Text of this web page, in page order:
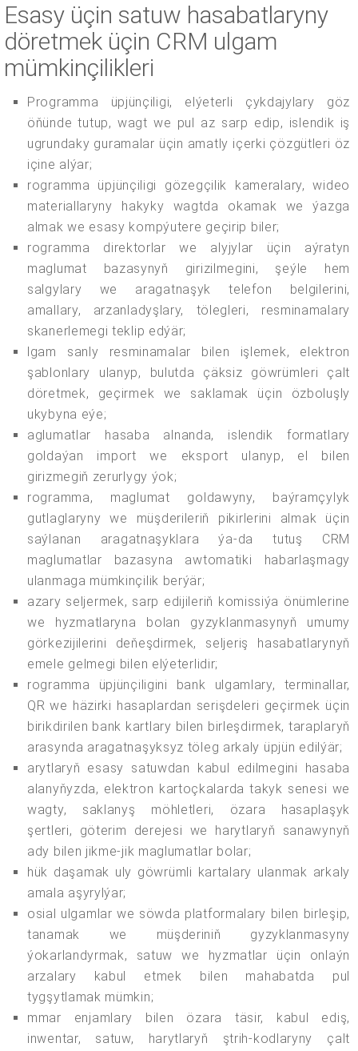
Esasy üçin satuw hasabatlaryny
döretmek üçin CRM ulgam
mümkinçilikleri
Programma üpjünçiligi, elýeterli çykdajylary göz
öňünde tutup, wagt we pul az sarp edip, islendik iş
ugrundaky guramalar üçin amatly içerki çözgütleri öz
içine alýar;
rogramma üpjünçiligi gözegçilik kameralary, wideo
materiallaryny hakyky wagtda okamak we ýazga
almak we esasy kompýutere geçirip biler;
rogramma direktorlar we alyjylar üçin aýratyn
maglumat bazasynyň girizilmegini, şeýle hem
salgylary we aragatnaşyk telefon belgilerini,
amallary, arzanladyşlary, tölegleri, resminamalary
skanerlemegi teklip edýär;
lgam sanly resminamalar bilen işlemek, elektron
şablonlary ulanyp, bulutda çäksiz göwrümleri çalt
döretmek, geçirmek we saklamak üçin özboluşly
ukybyna eýe;
aglumatlar hasaba alnanda, islendik formatlary
goldaýan import we eksport ulanyp, el bilen
girizmegiň zerurlygy ýok;
rogramma, maglumat goldawyny, baýramçylyk
gutlaglaryny we müşderileriň pikirlerini almak üçin
saýlanan aragatnaşyklara ýa-da tutuş CRM
maglumatlar bazasyna awtomatiki habarlaşmagy
ulanmaga mümkinçilik berýär;
azary seljermek, sarp edijileriň komissiýa önümlerine
we hyzmatlaryna bolan gyzyklanmasynyň umumy
görkezijilerini deňeşdirmek, seljeriş hasabatlarynyň
emele gelmegi bilen elýeterlidir;
rogramma üpjünçiligini bank ulgamlary, terminallar,
QR we häzirki hasaplardan serişdeleri geçirmek üçin
birikdirilen bank kartlary bilen birleşdirmek, taraplaryň
arasynda aragatnaşyksyz töleg arkaly üpjün edilýär;
arytlaryň esasy satuwdan kabul edilmegini hasaba
alanyňyzda, elektron kartoçkalarda takyk senesi we
wagty, saklanyş möhletleri, özara hasaplaşyk
şertleri, göterim derejesi we harytlaryň sanawynyň
ady bilen jikme-jik maglumatlar bolar;
hük daşamak uly göwrümli kartalary ulanmak arkaly
amala aşyrylýar;
osial ulgamlar we söwda platformalary bilen birleşip,
tanamak we müşderiniň gyzyklanmasyny
ýokarlandyrmak, satuw we hyzmatlar üçin onlaýn
arzalary kabul etmek bilen mahabatda pul
tygşytlamak mümkin;
mmar enjamlary bilen özara täsir, kabul ediş,
inwentar, satuw, harytlaryň ştrih-kodlaryny çalt